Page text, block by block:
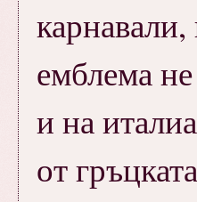
емблема
и на
от